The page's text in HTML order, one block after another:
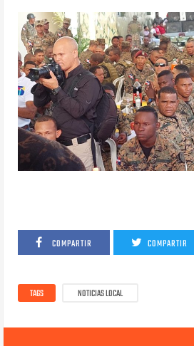
COMPARTIR COMPARTIR
TAGS NOTICIAS LOCAL